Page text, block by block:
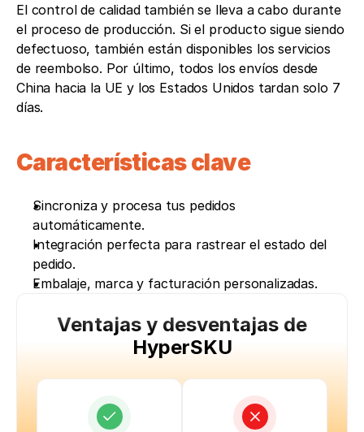
El control de calidad también se lleva a cabo durante
el proceso de producción. Si el producto sigue siendo
defectuoso, también están disponibles los servicios
de reembolso. Por último, todos los envíos desde
China hacia la UE y los Estados Unidos tardan solo 7
días.
Características clave
Sincroniza y procesa tus pedidos
automáticamente.
Integración perfecta para rastrear el estado del
pedido.
Embalaje, marca y facturación personalizadas.
Ventajas y desventajas de
HyperSKU